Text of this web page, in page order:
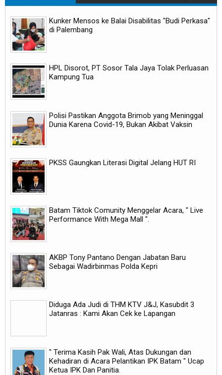
Kunker Mensos ke Balai Disabilitas "Budi Perkasa"
di Palembang
HPL Disorot, PT Sosor Tala Jaya Tolak Perluasan
Kampung Tua
Polisi Pastikan Anggota Brimob yang Meninggal
Dunia Karena Covid-19, Bukan Akibat Vaksin
PKSS Gaungkan Literasi Digital Jelang HUT RI
Batam Tiktok Comunity Menggelar Acara, " Live
Performance With Mega Mall ".
AKBP Tony Pantano Dengan Jabatan Baru
Sebagai Wadirbinmas Polda Kepri
Diduga Ada Judi di THM KTV J&J, Kasubdit 3
Jatanras : Kami Akan Cek ke Lapangan
" Terima Kasih Pak Wali, Atas Dukungan dan
Kehadiran di Acara Pelantikan IPK Batam " Ucap
Ketua IPK Dan Panitia.